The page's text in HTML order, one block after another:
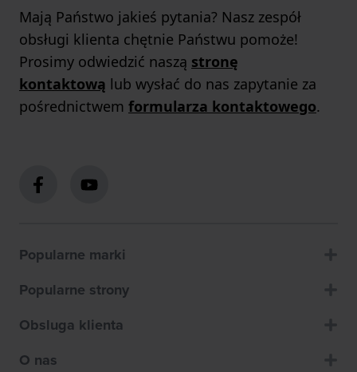
Mają Państwo jakieś pytania? Nasz zespół
obsługi klienta chętnie Państwu pomoże!
Prosimy odwiedzić naszą stronę
kontaktową lub wysłać do nas zapytanie za
pośrednictwem formularza kontaktowego.
Popularne marki
Popularne strony
Obsluga klienta
O nas